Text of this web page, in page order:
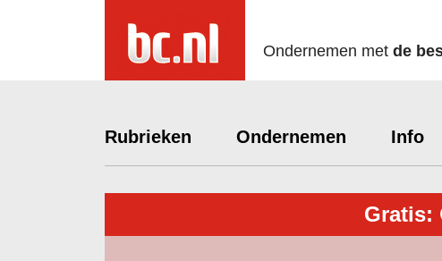
Ondernemen met de
Rubrieken Ondernemen Info
Gratis: